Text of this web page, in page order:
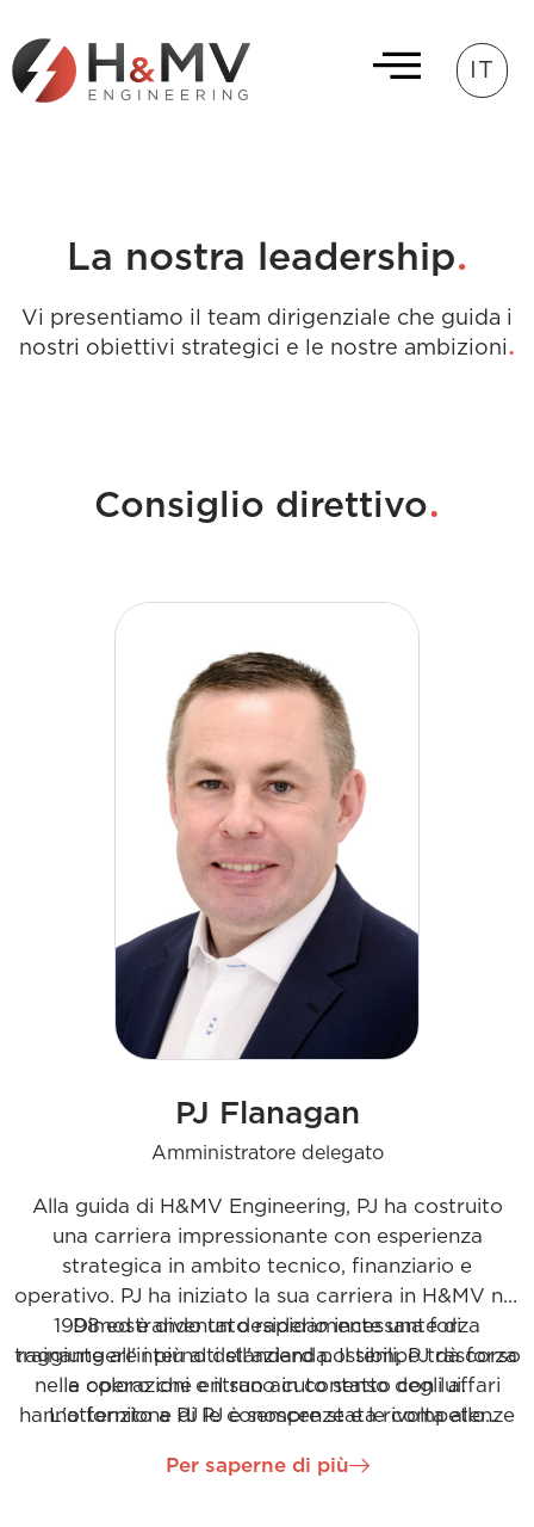
IT
La nostra leadership.
Vi presentiamo il team dirigenziale che guida i
nostri obiettivi strategici e le nostre ambizioni.
Consiglio direttivo.
PJ Flanagan
Amministratore delegato
Alla guida di H&MV Engineering, PJ ha costruito
una carriera impressionante con esperienza
strategica in ambito tecnico, finanziario e
operativo. PJ ha iniziato la sua carriera in H&MV nel
1998 ed è diventato rapidamente una forza
trainante all'interno dell'azienda. Il tempo trascorso
nelle operazioni e il suo acuto senso degli affari
hanno fornito a PJ le conoscenze e le competenze
settore.
Dimostrando un desiderio incessante di
raggiungere i più alti standard possibili, PJ dà forza
a coloro che entrano in contatto con lui.
L'attenzione di PJ è sempre stata rivolta allo
utenti industriali e servizi pubblici a livello globale.
Per saperne di più